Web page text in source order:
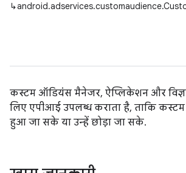
↳
कस्टम ऑडियंस मैनेजर, ऐप्लिकेशन और
लिए एपीआई उपलब्ध कराता है, ताकि
हुआ जा सके या उन्हें छोड़ा जा सके.